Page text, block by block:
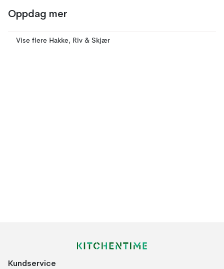
Oppdag mer
Vise flere Hakke, Riv & Skjær
Kundservice